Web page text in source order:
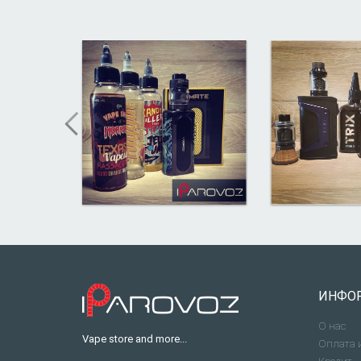
Vape store and more...
О нас
Оплата